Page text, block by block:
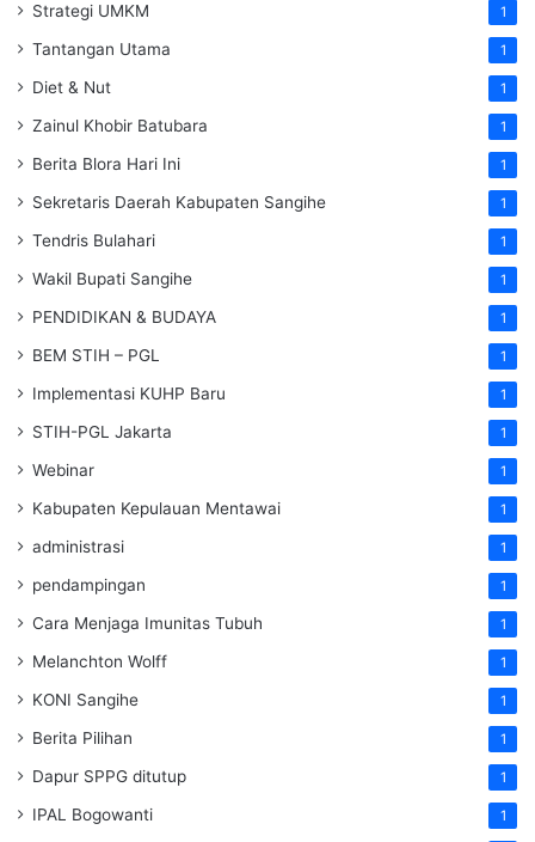
Strategi UMKM 1
Tantangan Utama 1
Diet & Nut 1
Zainul Khobir Batubara 1
Berita Blora Hari Ini 1
Sekretaris Daerah Kabupaten Sangihe 1
Tendris Bulahari 1
Wakil Bupati Sangihe 1
PENDIDIKAN & BUDAYA 1
BEM STIH – PGL 1
Implementasi KUHP Baru 1
STIH-PGL Jakarta 1
Webinar 1
Kabupaten Kepulauan Mentawai 1
administrasi 1
pendampingan 1
Cara Menjaga Imunitas Tubuh 1
Melanchton Wolff 1
KONI Sangihe 1
Berita Pilihan 1
Dapur SPPG ditutup 1
IPAL Bogowanti 1